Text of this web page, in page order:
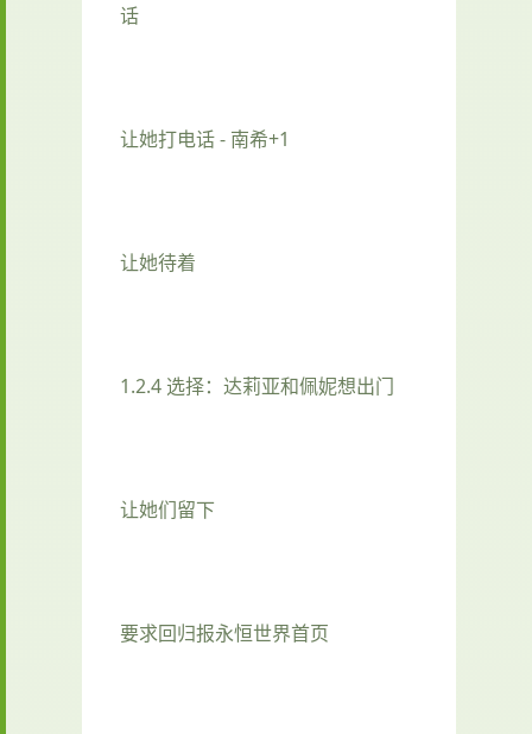
话
让她打电话 - 南希+1
让她待着
1.2.4 选择：达莉亚和佩妮想出门
让她们留下
要求回归报永恒世界首页